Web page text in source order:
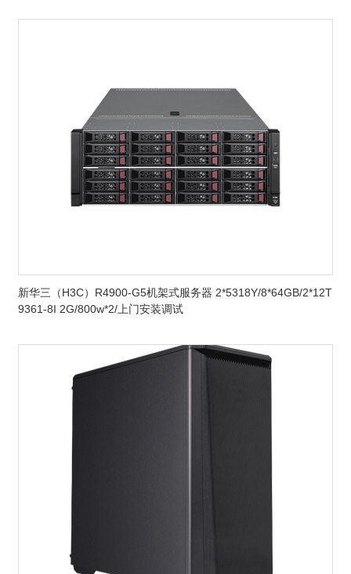
新华三（H3C）R4900-G5机架式服务器 2*5318Y/8*64GB/2*12T
9361-8I 2G/800w*2/上门安装调试